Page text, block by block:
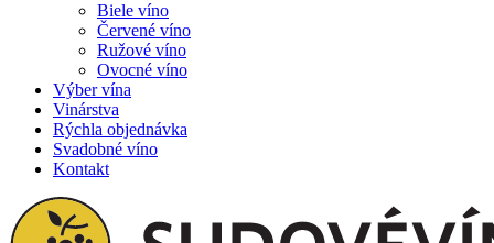
Biele víno
Červené víno
Ružové víno
Ovocné víno
Výber vína
Vinárstva
Rýchla objednávka
Svadobné víno
Kontakt